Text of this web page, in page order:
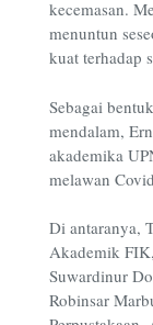
kecemasan.
menuntun
kuat terhadap
Sebagai
mendalam,
akademika
melawan
Di antaranya,
Akademik
Suwardinur
Robinsar